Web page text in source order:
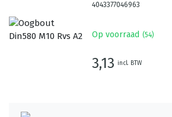
4043377046963
Op voorraad (54)
3,13 incl. BTW